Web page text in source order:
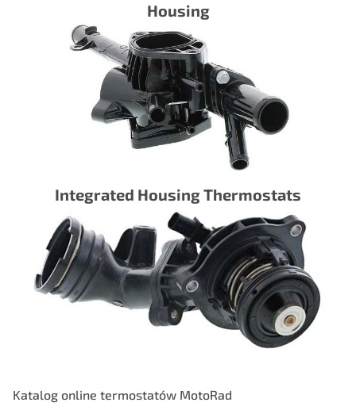
Housing
Integrated Housing Thermostats
Katalog online termostatów MotoRad